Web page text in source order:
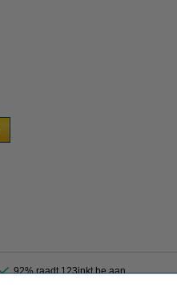
92% raadt 123inkt.be aan